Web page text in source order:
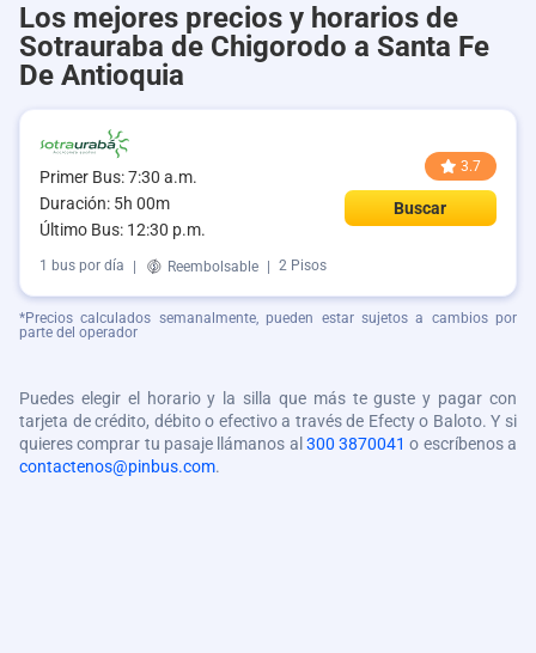
Los mejores precios y horarios de
Sotrauraba de Chigorodo a Santa Fe
De Antioquia
Primer Bus: 7:30 a.m.
Duración: 5h 00m
Último Bus: 12:30 p.m.
3.7
Buscar
1 bus por día | Reembolsable | 2 Pisos
*Precios calculados semanalmente, pueden estar sujetos a cambios por
parte del operador
Puedes elegir el horario y la silla que más te guste y pagar con
tarjeta de crédito, débito o efectivo a través de Efecty o Baloto. Y si
quieres comprar tu pasaje llámanos al 300 3870041 o escríbenos a
contactenos@pinbus.com.